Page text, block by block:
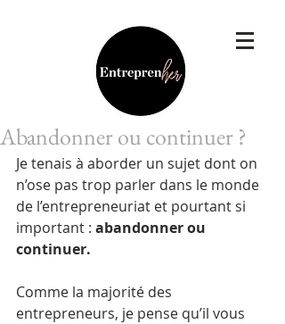
Abandonner ou continuer ?
Je tenais à aborder un sujet dont on
n’ose pas trop parler dans le monde
de l’entrepreneuriat et pourtant si
important : abandonner ou
continuer.
Comme la majorité des
entrepreneurs, je pense qu’il vous